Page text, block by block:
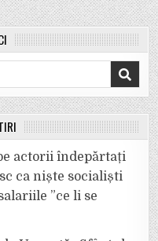
actorii îndepărtați
ca niște socialiști
”ce li se